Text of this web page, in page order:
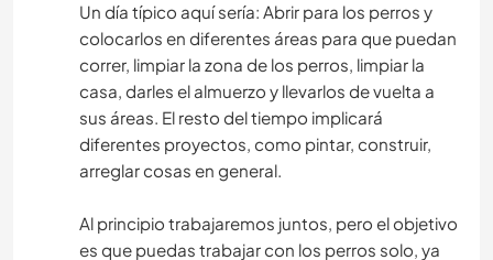
Un día típico aquí sería: Abrir para los perros y
colocarlos en diferentes áreas para que puedan
correr, limpiar la zona de los perros, limpiar la
casa, darles el almuerzo y llevarlos de vuelta a
sus áreas. El resto del tiempo implicará
diferentes proyectos, como pintar, construir,
arreglar cosas en general.
Al principio trabajaremos juntos, pero el objetivo
es que puedas trabajar con los perros solo, ya